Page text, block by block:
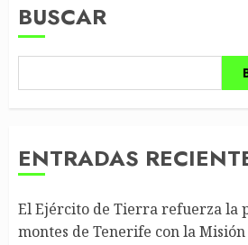
BUSCAR
ENTRADAS
El Ejército de Tierra refuerza la
montes de Tenerife con la